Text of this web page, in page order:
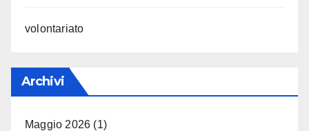
volontariato
Archivi
Maggio 2026 (1)